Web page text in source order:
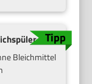
Bleichmittel